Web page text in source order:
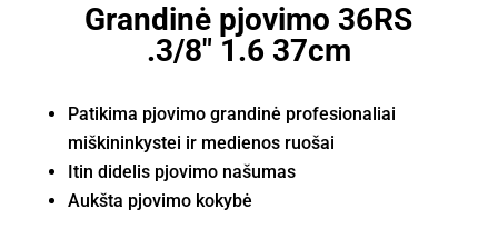
Grandinė pjovimo 36RS
.3/8" 1.6 37cm
Patikima pjovimo grandinė profesionaliai
miškininkystei ir medienos ruošai
Itin didelis pjovimo našumas
Aukšta pjovimo kokybė